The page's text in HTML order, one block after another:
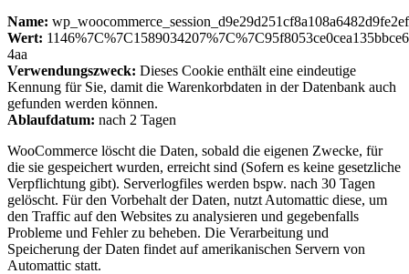
Name:
Wert:
4aa
Verwendungszweck: Dieses Cookie enthält eine eindeutige
Kennung für Sie, damit die Warenkorbdaten in der Datenbank auch
gefunden werden können.
Ablaufdatum: nach 2 Tagen
WooCommerce löscht die Daten, sobald die eigenen Zwecke, für
die sie gespeichert wurden, erreicht sind (Sofern es keine gesetzliche
Verpflichtung gibt). Serverlogfiles werden bspw. nach 30 Tagen
gelöscht. Für den Vorbehalt der Daten, nutzt Automattic diese, um
den Traffic auf den Websites zu analysieren und gegebenfalls
Probleme und Fehler zu beheben. Die Verarbeitung und
Speicherung der Daten findet auf amerikanischen Servern von
Automattic statt.